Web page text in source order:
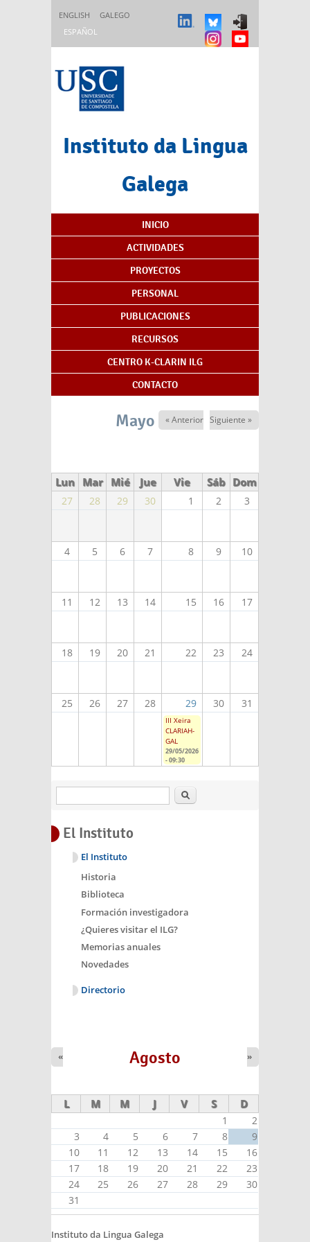
ENGLISH
GALEGO
ESPAÑOL
Instituto da Lingua
Galega
Índice de contenidos
INICIO
ACTIVIDADES
PROYECTOS
PERSONAL
PUBLICACIONES
RECURSOS
CENTRO K-CLARIN ILG
CONTACTO
Mayo 2026
« Anterior Siguiente »
Lun Mar Mié Jue Vie Sáb Dom
27 28 29 30 1 2 3
4 5 6 7 8 9 10
11 12 13 14 15 16 17
18 19 20 21 22 23 24
25 26 27 28 29 30 31
III Xeira
CLARIAH-
GAL
29/05/2026
- 09:30
Buscar
El Instituto
El Instituto
Historia
Biblioteca
Formación investigadora
¿Quieres visitar el ILG?
Memorias anuales
Novedades
Directorio
Agosto
« »
L M M J V S D
1
2
3
4 5 6 7 8
9
10
11 12 13 14 15
16
17
18 19 20 21 22
23
24
25 26 27 28 29
30
31
Instituto da Lingua Galega